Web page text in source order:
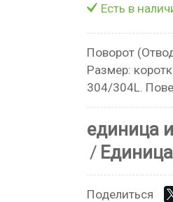
Есть в
Поворот
Размер:
304/304L.
единица
Поделиться